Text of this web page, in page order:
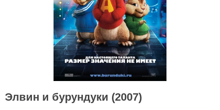
Элвин и бурундуки (2007)